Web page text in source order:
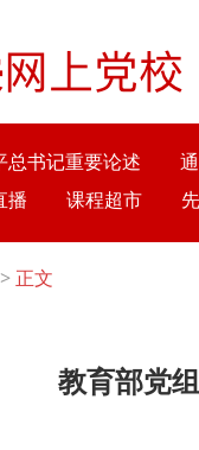
总书记重要论述
播
课程超市
正文
教育部党